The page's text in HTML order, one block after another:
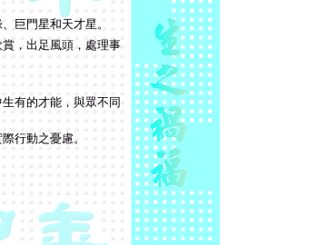
巨門星和天才星。
，出足風頭，處理事
有的才能，與眾不同
行動之憂慮。